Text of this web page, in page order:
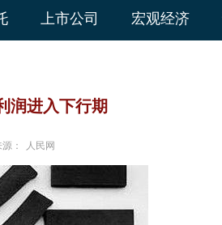
上市公司 宏观经济
润进入下行期
： 人民网